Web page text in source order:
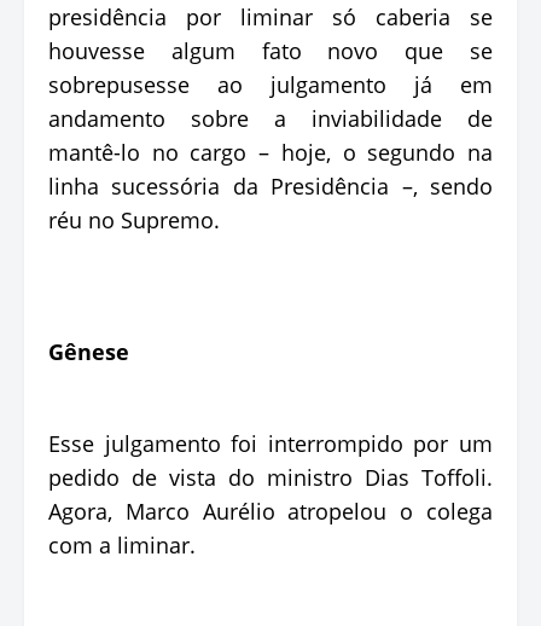
presidência por liminar só caberia se
houvesse algum fato novo que se
sobrepusesse ao julgamento já em
andamento sobre a inviabilidade de
mantê-lo no cargo – hoje, o segundo na
linha sucessória da Presidência –, sendo
réu no Supremo.
Gênese
Esse julgamento foi interrompido por um
pedido de vista do ministro Dias Toffoli.
Agora, Marco Aurélio atropelou o colega
com a liminar.